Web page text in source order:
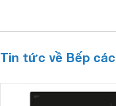
Tin tức về Bếp